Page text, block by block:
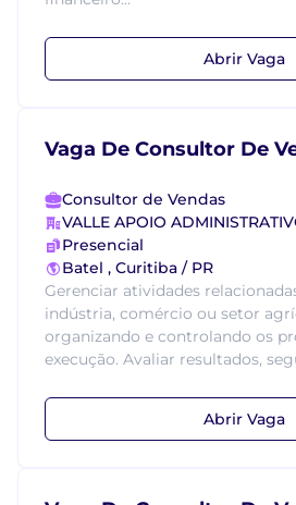
Abrir Vaga
Vaga De Consultor De
Consultor de Vendas
VALLE APOIO
Presencial
Batel , Curitiba / PR
Gerenciar atividades
indústria, comércio ou setor
organizando e controlando os
execução. Avaliar resultados,
Abrir Vaga